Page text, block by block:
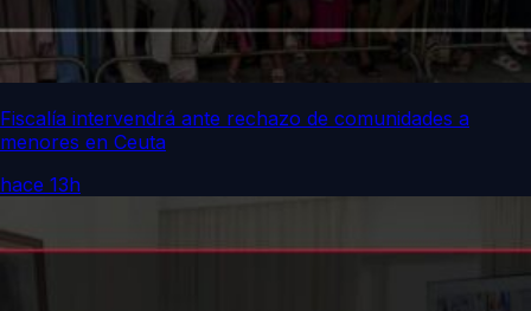
Fiscalía intervendrá ante rechazo de comunidades a
menores en Ceuta
hace 13h